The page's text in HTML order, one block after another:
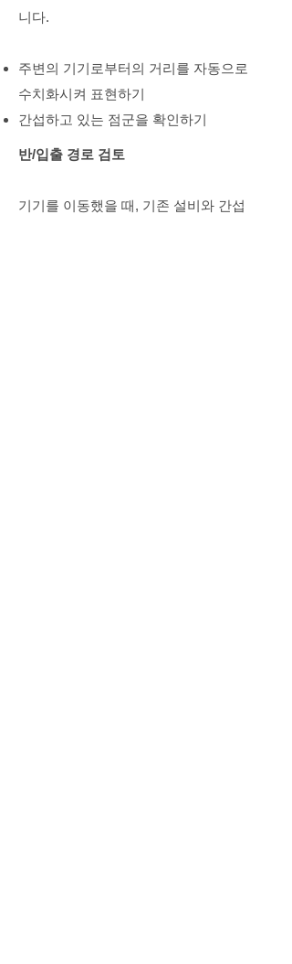
니다.
주변의 기기로부터의 거리를 자동으로
수치화시켜 표현하기
간섭하고 있는 점군을 확인하기
반/입출 경로 검토
기기를 이동했을 때, 기존 설비와 간섭